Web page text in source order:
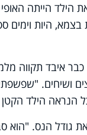
הייתה
היות וימים
כבר איבד תקווה
ושיחים. "שפשפתי
הילד הקטן
את גודל הנס. "הוא